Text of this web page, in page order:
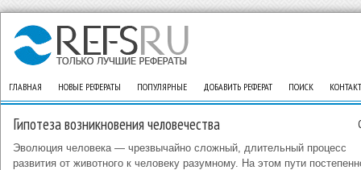
ГЛАВНАЯ НОВЫЕ РЕФЕРАТЫ ПОПУЛЯРНЫЕ ДОБАВИТЬ РЕФЕРАТ ПОИСК
Гипотеза возникновения человечества
Эволюция человека — чрезвычайно сложный, длительный процесс
развития от животного к человеку разумному. На этом пути